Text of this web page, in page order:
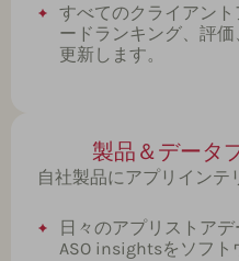
すべてのクライアン
ードランキング、評
更新します。
製品＆データ
自社製品にアプリインテ
日々のアプリストア
ASO insightsをソフト